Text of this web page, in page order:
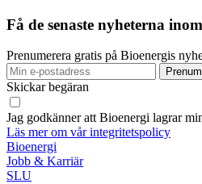
Få de senaste nyheterna
Prenumerera gratis på Bioenergis
Skickar begäran
Jag godkänner att Bioenergi lagrar
Läs mer om vår integritetspolicy
Bioenergi
Jobb & Karriär
SLU